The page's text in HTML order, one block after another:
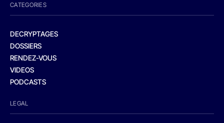
CATEGORIES
DECRYPTAGES
DOSSIERS
RENDEZ-VOUS
VIDEOS
PODCASTS
LEGAL